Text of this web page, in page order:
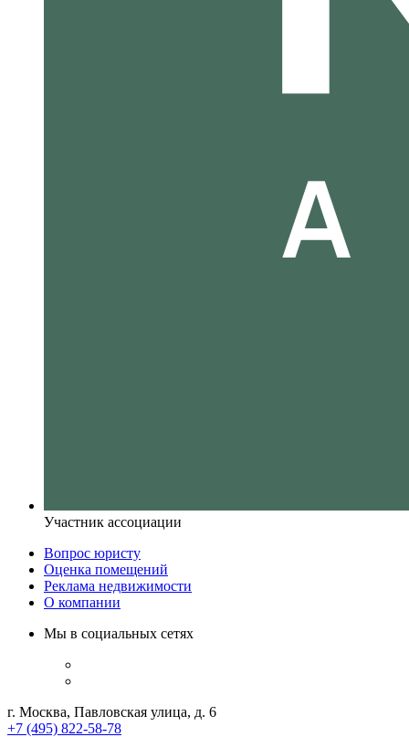
Участник ассоциации
Вопрос юристу
Оценка помещений
Реклама недвижимости
О компании
Мы в социальных сетях
г. Москва, Павловская улица, д. 6
+7 (495) 822-58-78